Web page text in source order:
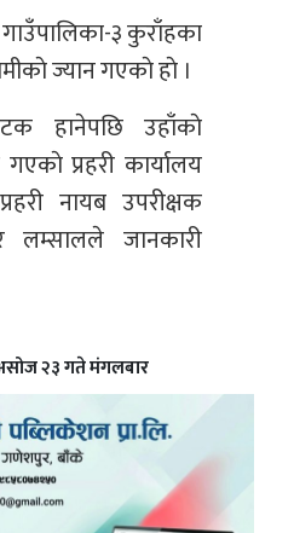
३ कुराँहका
ज्यान गएकाे हाे ।
हानेपछि उहाँकाे
प्रहरी कार्यालय
नायब उपरीक्षक
लम्सालले जानकारी
२३ गते मंगलबार